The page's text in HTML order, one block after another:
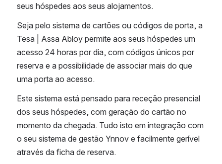
seus hóspedes aos seus alojamentos.
Seja pelo sistema de cartões ou códigos de porta, a
Tesa | Assa Abloy permite aos seus hóspedes um
acesso 24 horas por dia, com códigos únicos por
reserva e a possibilidade de associar mais do que
uma porta ao acesso.
Este sistema está pensado para receção presencial
dos seus hóspedes, com geração do cartão no
momento da chegada. Tudo isto em integração com
o seu sistema de gestão Ynnov e facilmente gerível
através da ficha de reserva.